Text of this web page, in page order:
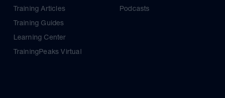
Training Articles
Training Guides
Learning Center
TrainingPeaks Virtual
Podcasts